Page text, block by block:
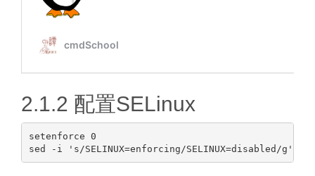
2.1.2 配置SELinux
setenforce 0